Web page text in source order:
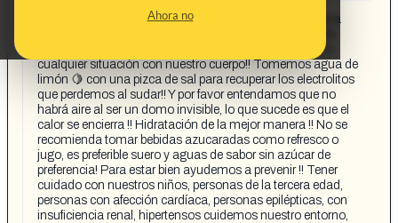
Ahora no
🌞🌞Ayudemos a pasar esta información !! Esta semana
calor más intensas en los últimos años!! Prevengamos
cualquier situación con nuestro cuerpo!! Tomemos agua de
limón 🍋 con una pizca de sal para recuperar los electrolitos
que perdemos al sudar!! Y por favor entendamos que no
habrá aire al ser un domo invisible, lo que sucede es que el
calor se encierra !! Hidratación de la mejor manera !! No se
recomienda tomar bebidas azucaradas como refresco o
jugo, es preferible suero y aguas de sabor sin azúcar de
preferencia! Para estar bien ayudemos a prevenir !! Tener
cuidado con nuestros niños, personas de la tercera edad,
personas con afección cardíaca, personas epilépticas, con
insuficiencia renal, hipertensos cuidemos nuestro entorno,